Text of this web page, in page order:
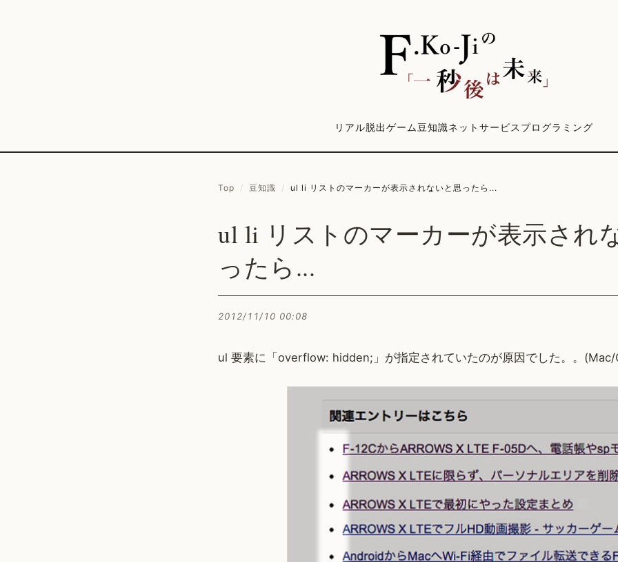
リアル脱出ゲーム豆知識ネットサービス プログラミング
Top / 豆知識 / ul li リストのマーカーが表示されないと思ったら...
ul li リストのマーカーが表示され
ったら...
2012/11/10 00:08
ul 要素に「overflow: hidden;」が指定されていたのが原因でした。。